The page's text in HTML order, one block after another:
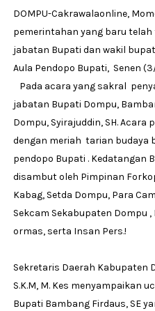
DOMPU-Cakrawalaonline,
pemerintahan yang baru
jabatan Bupati dan wakil
Aula Pendopo Bupati, Senen
Pada acara yang sakral
jabatan Bupati Dompu,
Dompu, Syirajuddin, SH.
dengan meriah tarian budaya
pendopo Bupati . Kedatangan
disambut oleh Pimpinan
Kabag, Setda Dompu, Para
Sekcam Sekabupaten Dompu
ormas, serta Insan Pers.!
Sekretaris Daerah Kabupaten
S.K.M, M. Kes menyampaikan
Bupati Bambang Firdaus, SE